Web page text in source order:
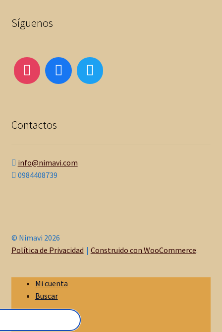
Síguenos
Contactos
info@nimavi.com
0984408739
© Nimavi 2026
Política de Privacidad
Construido con WooCommerce.
Mi cuenta
Buscar